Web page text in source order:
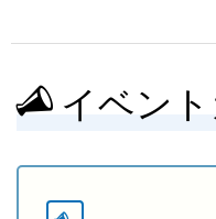
イベント